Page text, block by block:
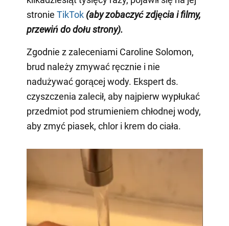
stronie TikTok (aby zobaczyć zdjęcia i filmy,
przewiń do dołu strony).
Zgodnie z zaleceniami Caroline Solomon,
brud należy zmywać ręcznie i nie
nadużywać gorącej wody. Ekspert ds.
czyszczenia zalecił, aby najpierw wypłukać
przedmiot pod strumieniem chłodnej wody,
aby zmyć piasek, chlor i krem do ciała.